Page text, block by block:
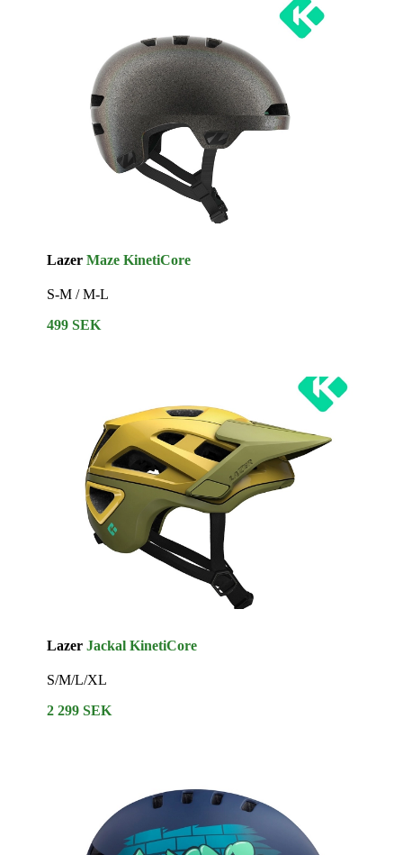
LazerMaze KinetiCore
S-M / M-L
499 SEK
LazerJackal KinetiCore
S/M/L/XL
2 299 SEK